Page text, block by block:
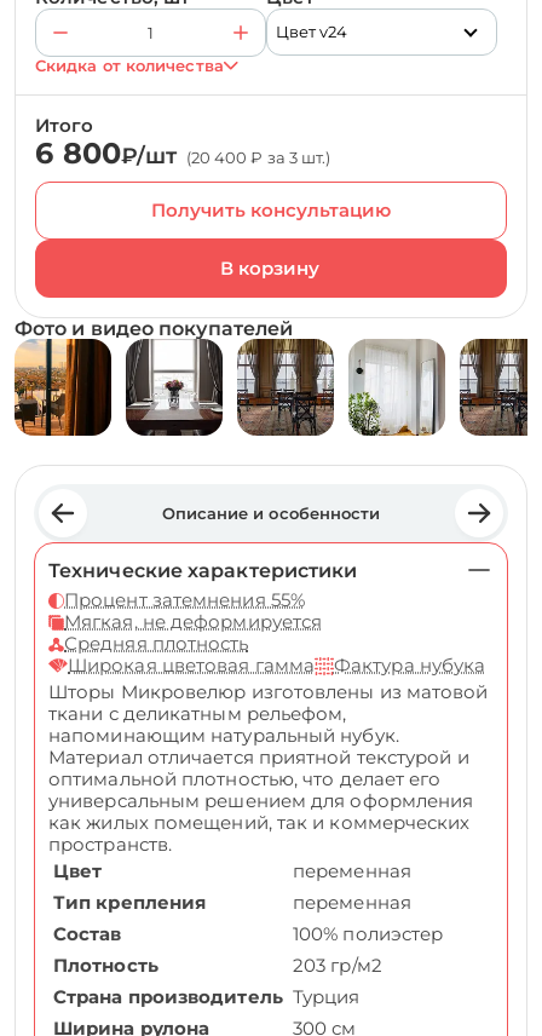
Цвет v24
Скидка от количества
Итого
6 800₽/шт (20 400 ₽ за 3 шт.)
Получить консультацию
Фото и видео покупателей
Описание и особенности
Технические характеристики
Процент затемнения 55%
Мягкая, не деформируется
Средняя плотность
Широкая цветовая гамма
Фактура нубука
Шторы Микровелюр изготовлены из матовой
ткани с деликатным рельефом,
напоминающим натуральный нубук.
Материал отличается приятной текстурой и
оптимальной плотностью, что делает его
универсальным решением для оформления
как жилых помещений, так и коммерческих
пространств.
Цвет
переменная
Тип крепления
переменная
Состав
100% полиэстер
Плотность
203 гр/м2
Страна производитель Турция
Ширина рулона
300 см